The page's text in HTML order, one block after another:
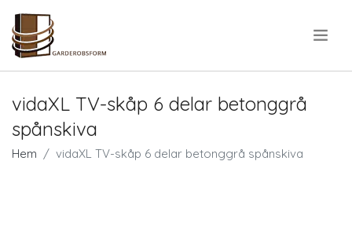
vidaXL TV-skåp 6 delar betonggrå
spånskiva
Hem vidaXL TV-skåp 6 delar betonggrå spånskiva